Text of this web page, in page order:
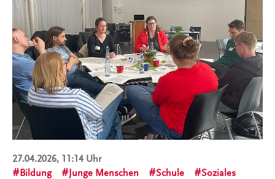
27.04.2026, 11:14 Uhr
Bildung
Junge Menschen Schule
Soziales